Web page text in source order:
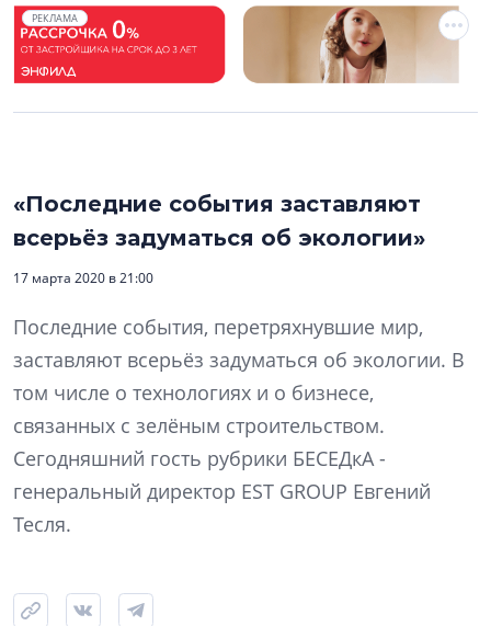
РЕКЛАМА
«Последние события заставляют
всерьёз задуматься об экологии»
17 марта 2020 в 21:00
Последние события, перетряхнувшие мир,
заставляют всерьёз задуматься об экологии. В
том числе о технологиях и о бизнесе,
связанных с зелёным строительством.
Сегодняшний гость рубрики БЕСЕДкА -
генеральный директор EST GROUP Евгений
Тесля.